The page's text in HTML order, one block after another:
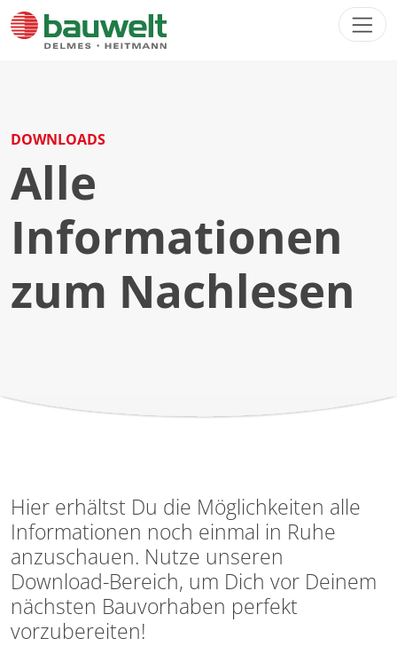
Direkt zur Hauptnavigation springen
Direkt zum Inhalt springen
DOWNLOADS
Alle
Informationen
zum Nachlesen
Hier erhältst Du die Möglichkeiten alle
Informationen noch einmal in Ruhe
anzuschauen. Nutze unseren
Download-Bereich, um Dich vor Deinem
nächsten Bauvorhaben perfekt
vorzubereiten!